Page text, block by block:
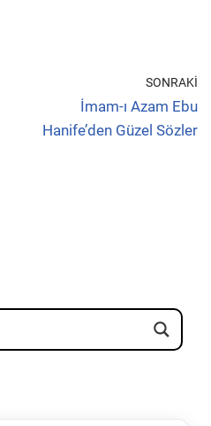
SONRAKI
İmam-ı Azam Ebu
Hanife’den Güzel Sözler